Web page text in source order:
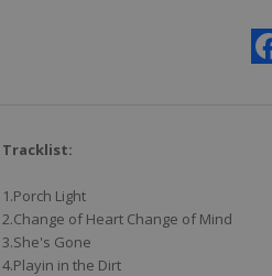
Tracklist:
1.Porch Light
2.Change of Heart Change of Mind
3.She's Gone
4.Playin in the Dirt